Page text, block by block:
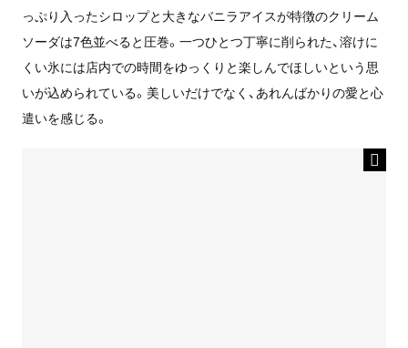
っぷり入ったシロップと大きなバニラアイスが特徴のクリーム
ソーダは7色並べると圧巻。一つひとつ丁寧に削られた、溶けに
くい氷には店内での時間をゆっくりと楽しんでほしいという思
いが込められている。美しいだけでなく、あれんばかりの愛と心
遣いを感じる。